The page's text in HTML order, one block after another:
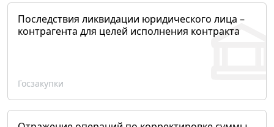
Последствия ликвидации юридического лица –
контрагента для целей исполнения контракта
Госзакупки